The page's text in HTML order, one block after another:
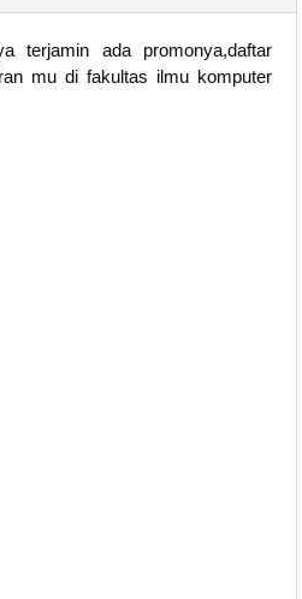
terjamin ada promonya,daftar
mu di fakultas ilmu komputer